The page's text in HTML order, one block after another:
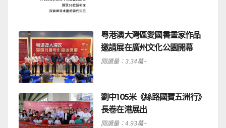
粵港澳大灣區愛國書畫家作品
邀請展在廣州文化公園開幕
閱讀量：3.34萬+
劉中105米《絲路國寶五洲行》
長卷在港展出
閱讀量：4.93萬+